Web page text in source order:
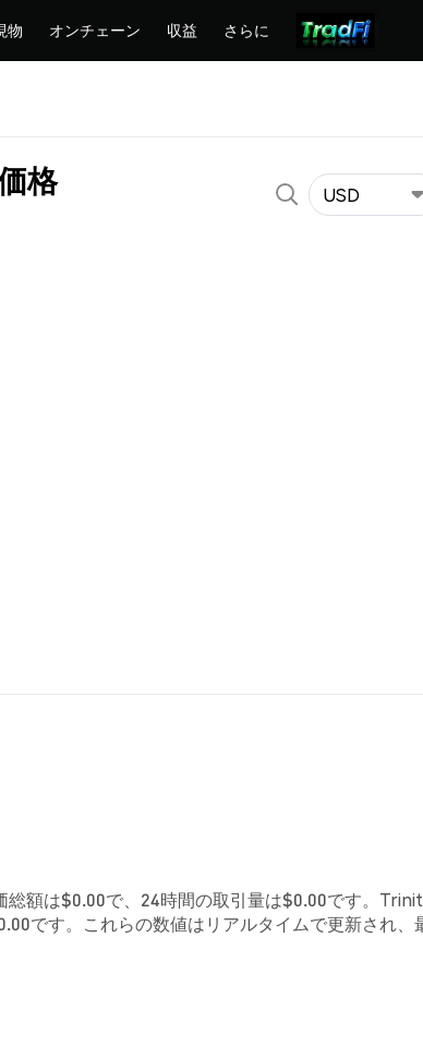
物 オンチェーン 収益 さらに
格 USD
額は$0.00で、24時間の取引量は$0.00です。
です。これらの数値はリアルタイムで更新され、